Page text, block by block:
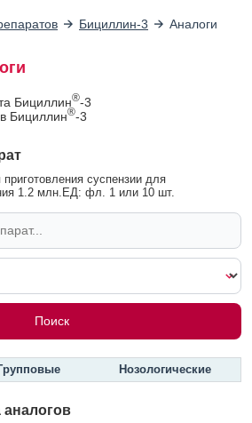
Бициллин-3 Аналоги
Бициллин®-3
Бициллин®-3
суспензии для
1.2 млн.ЕД: фл. 1 или 10 шт.
Нозологические
аналогов